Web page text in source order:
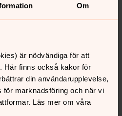
Om
är nödvändiga för att
Här finns också kakor för
din användarupplevelse,
marknadsföring och när vi
Läs mer om våra
enhet för forskning och